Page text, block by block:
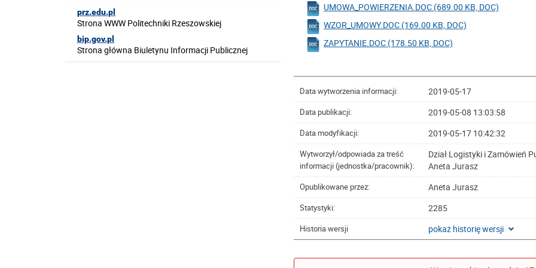
UMOWA_POWIERZENIA.DOC (689.00 KB, DOC)
WZOR_UMOWY.DOC (169.00 KB, DOC)
ZAPYTANIE.DOC (178.50 KB, DOC)
Data wytworzenia informacji: 2019-05-17
Data publikacji: 2019-05-08 13:03:58
Data modyfikacji: 2019-05-17 10:42:32
Wytworzył/odpowiada za treść
informacji (jednostka/pracownik):
Dział Logistyki i Zamówień
Aneta Jurasz
Opublikowane przez: Aneta Jurasz
Statystyki: 2285
Historia wersji pokaż historię wersji
prz.edu.pl
Strona WWW Politechniki Rzeszowskiej
bip.gov.pl
Strona główna Biuletynu Informacji Publicznej